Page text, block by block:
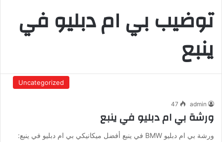
توضيب بي ام دبليو في
ينبع
Uncategorized
admin
47
ورشة بي ام دبليو في ينبع
ورشة بي ام دبليو BMW في ينبع أفضل ميكانيكي بي ام دبليو في ينبع: